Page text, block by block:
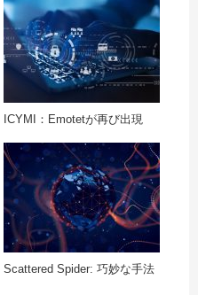
ICYMI：Emotetが再び出現
Scattered Spider: 巧妙な手法